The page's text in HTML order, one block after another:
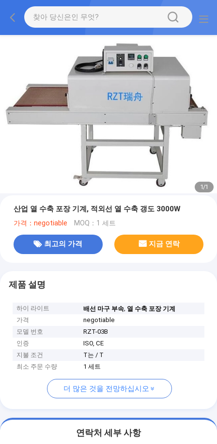
1/1
산업 열 수축 포장 기계, 적외선 열 수축 갱도 3000W
가격：negotiable MOQ：1 세트
최고의 가격 지금 연락
제품 설명
하이 라이트 배선 마구 부속, 열 수축 포장 기계
가격
negotiable
모델 번호
RZT-03B
인증
ISO, CE
지불 조건
T는 / T
최소 주문 수량
1 세트
더 많은 것을 전망하십시오
연락처 세부 사항